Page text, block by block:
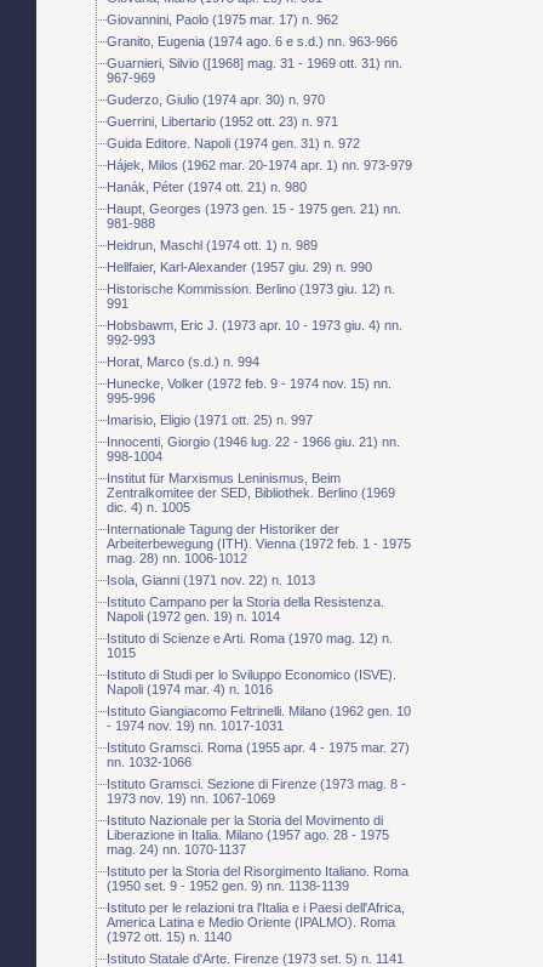
Giovannini, Paolo (1975 mar. 17) n. 962
Granito, Eugenia (1974 ago. 6 e s.d.) nn. 963-966
Guarnieri, Silvio ([1968] mag. 31 - 1969 ott. 31) nn.
967-969
Guderzo, Giulio (1974 apr. 30) n. 970
Guerrini, Libertario (1952 ott. 23) n. 971
Guida Editore. Napoli (1974 gen. 31) n. 972
Hájek, Milos (1962 mar. 20-1974 apr. 1) nn. 973-979
Hanák, Péter (1974 ott. 21) n. 980
Haupt, Georges (1973 gen. 15 - 1975 gen. 21) nn.
981-988
Heidrun, Maschl (1974 ott. 1) n. 989
Hellfaier, Karl-Alexander (1957 giu. 29) n. 990
Historische Kommission. Berlino (1973 giu. 12) n.
991
Hobsbawm, Eric J. (1973 apr. 10 - 1973 giu. 4) nn.
992-993
Horat, Marco (s.d.) n. 994
Hunecke, Volker (1972 feb. 9 - 1974 nov. 15) nn.
995-996
Imarisio, Eligio (1971 ott. 25) n. 997
Innocenti, Giorgio (1946 lug. 22 - 1966 giu. 21) nn.
998-1004
Institut für Marxismus Leninismus, Beim
Zentralkomitee der SED, Bibliothek. Berlino (1969
dic. 4) n. 1005
Internationale Tagung der Historiker der
Arbeiterbewegung (ITH). Vienna (1972 feb. 1 - 1975
mag. 28) nn. 1006-1012
Isola, Gianni (1971 nov. 22) n. 1013
Istituto Campano per la Storia della Resistenza.
Napoli (1972 gen. 19) n. 1014
Istituto di Scienze e Arti. Roma (1970 mag. 12) n.
1015
Istituto di Studi per lo Sviluppo Economico (ISVE).
Napoli (1974 mar. 4) n. 1016
Istituto Giangiacomo Feltrinelli. Milano (1962 gen. 10
- 1974 nov. 19) nn. 1017-1031
Istituto Gramsci. Roma (1955 apr. 4 - 1975 mar. 27)
nn. 1032-1066
Istituto Gramsci. Sezione di Firenze (1973 mag. 8 -
1973 nov. 19) nn. 1067-1069
Istituto Nazionale per la Storia del Movimento di
Liberazione in Italia. Milano (1957 ago. 28 - 1975
mag. 24) nn. 1070-1137
Istituto per la Storia del Risorgimento Italiano. Roma
(1950 set. 9 - 1952 gen. 9) nn. 1138-1139
Istituto per le relazioni tra l'Italia e i Paesi dell'Africa,
America Latina e Medio Oriente (IPALMO). Roma
(1972 ott. 15) n. 1140
Istituto Statale d'Arte. Firenze (1973 set. 5) n. 1141